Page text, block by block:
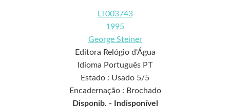
LT003743
1995
George Steiner
Editora Relógio d'Água
Idioma Português PT
Estado : Usado 5/5
Encadernação : Brochado
Disponib. -
Indisponível